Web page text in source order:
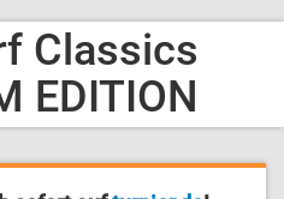
Classics
EDITION